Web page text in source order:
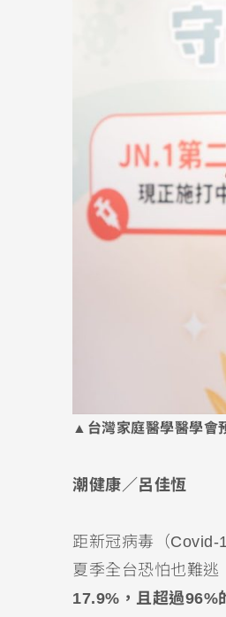
▲台灣家庭醫學醫學會
潮健康／呂佳恆
距新冠病毒（Covid-
夏季全台恐怕也難逃
17.9%，且超過96%